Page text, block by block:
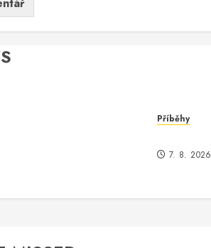
Příběhy
7. 8. 2026